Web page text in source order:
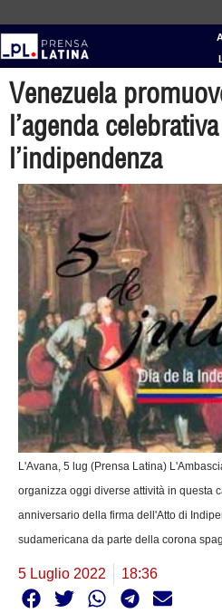
Venezuela
l’agenda
l’indipendenza
L'Avana, 5 lug (Prensa Latina)
organizza oggi diverse attività in questa
anniversario della firma dell'Atto di
sudamericana da parte della corona
5 Luglio 2022 18:36